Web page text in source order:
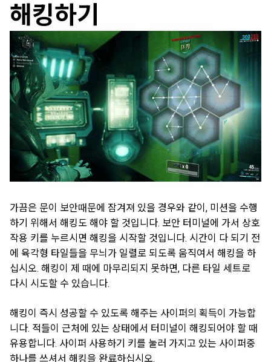
해킹하기
가끔은 문이 보안때문에 잠겨져 있을 경우와 같이, 미션을 수행
하기 위해서 해킹도 해야 할 것입니다. 보안 터미널에 가서 상호
작용 키를 누르시면 해킹을 시작할 것입니다. 시간이 다 되기 전
에 육각형 타일들을 무늬가 일렬로 되도록 움직여서 해킹을 하
십시오. 해킹이 제 때에 마무리되지 못하면, 다른 타일 세트로
다시 시도할 수 있습니다.
해킹이 즉시 성공할 수 있도록 해주는 사이퍼의 획득이 가능합
니다. 적들이 근처에 있는 상태에서 터미널이 해킹되어야 할 때
유용합니다. 사이퍼 사용하기 키를 눌러 가지고 있는 사이퍼중
하나를 쓰셔서 해킹을 완료하십시오.